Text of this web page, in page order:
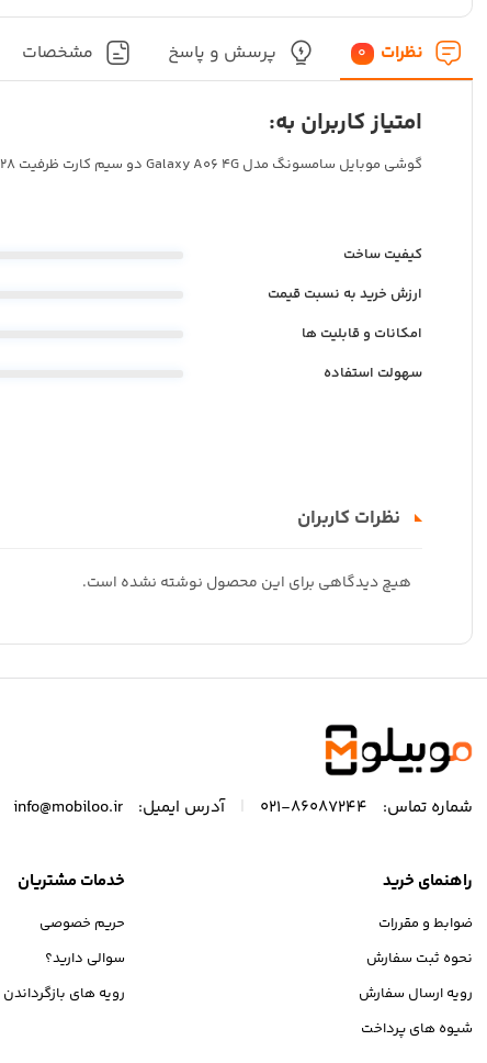
33,220,000 تومان
33,470,000 تومان نظرات 0 پرسش و پاسخ مشخصات
امتیاز کاربران به:
گوشی موبايل سامسونگ مدل Galaxy A06 4G دو سیم کارت ظرفیت 128 گیگابایت و رم 4 گیگابایت
کیفیت ساخت
ارزش خرید به نسبت قیمت
امکانات و قابلیت ها
سهولت استفاده
نظرات کاربران
هیچ دیدگاهی برای این محصول نوشته نشده است.
شماره تماس: 86087244-021 آدرس ایمیل: info@mobiloo.ir
راهنمای خرید
ضوابط و مقررات
نحوه ثبت سفارش
رویه ارسال سفارش
شیوه های پرداخت
خدمات مشتریان
حریم خصوصی
سوالی دارید؟
رویه های بازگرداندن